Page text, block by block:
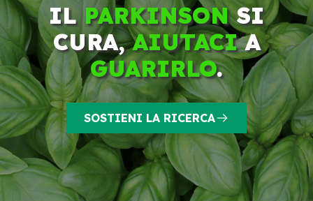
ILPARKINSONSI
CURA,AIUTACIA
GUARIRLO.
SOSTIENI LA RICERCA